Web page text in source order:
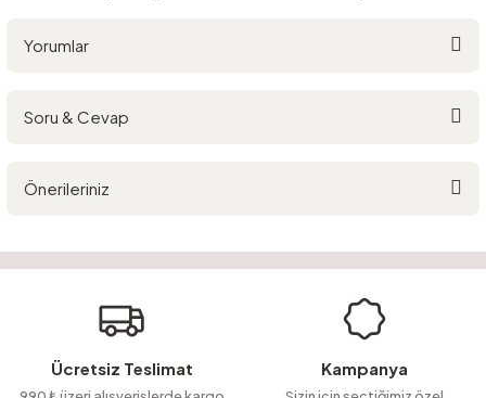
Yorumlar
Soru & Cevap
Soru Sor
Önerileriniz
Görüş ve önerileriniz için teşekkür ederiz.
Ürün resmi kalitesiz, bozuk veya görüntülenemiyor.
Ürün açıklamasında eksik bilgiler bulunuyor.
Ücretsiz Teslimat Kampanya